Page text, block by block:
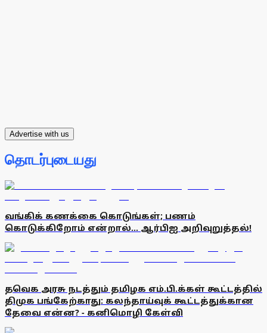
Advertise with us
தொடர்புடையது
வங்கிக் கணக்கை கொடுங்கள்; பணம்
கொடுக்கிறோம் என்றால்... ஆர்பிஐ அறிவுறுத்தல்!
தவெக அரசு நடத்தும் தமிழக எம்.பி.க்கள் கூட்டத்தில்
திமுக பங்கேற்காது: கலந்தாய்வுக் கூட்டத்துக்கான
தேவை என்ன? - கனிமொழி கேள்வி